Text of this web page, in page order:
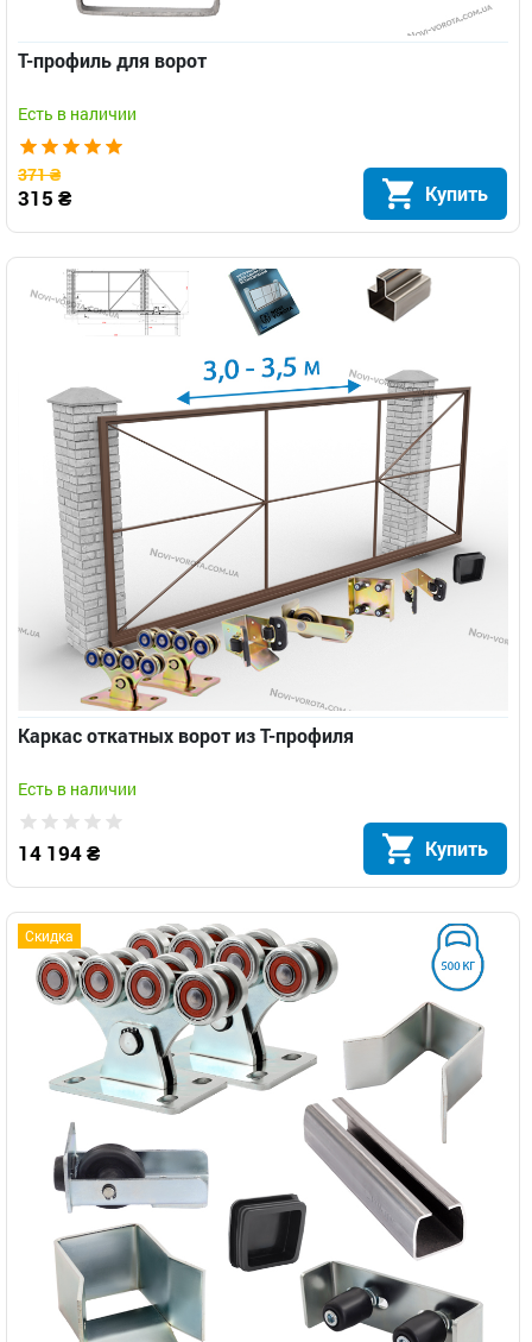
Т-профиль для ворот
Есть в наличии
371 ₴
315 ₴ Купить
Каркас откатных ворот из Т-профиля
Есть в наличии
14 194 ₴ Купить
Скидка